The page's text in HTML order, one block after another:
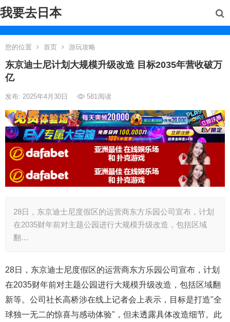
我要去日本
您的位置 首页 游玩攻略
东京迪士尼计划大规模升级改造 目标2035年营收破万
亿
发布: 2025年4月30日 581阅读
28日，东京迪士尼度假区的运营商东方乐园公司宣布，计划
在2035财年前对主题公园进行大规模升级改造，包括区域
翻…
28日，东京迪士尼度假区的运营商东方乐园公司宣布，计划
在2035财年前对主题公园进行大规模升级改造，包括区域翻
新等。公司社长高桥涉在线上记者会上表示，目标是打造"全
球独一无二的惊喜与感动体验"，但未透露具体改造细节。此